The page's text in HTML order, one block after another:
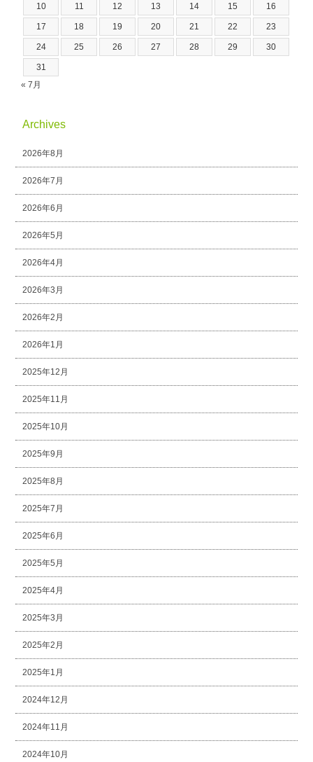
10 11 12 13 14 15 16
17 18 19 20 21 22 23
24 25 26 27 28 29 30
31
« 7月
Archives
2026年8月
2026年7月
2026年6月
2026年5月
2026年4月
2026年3月
2026年2月
2026年1月
2025年12月
2025年11月
2025年10月
2025年9月
2025年8月
2025年7月
2025年6月
2025年5月
2025年4月
2025年3月
2025年2月
2025年1月
2024年12月
2024年11月
2024年10月